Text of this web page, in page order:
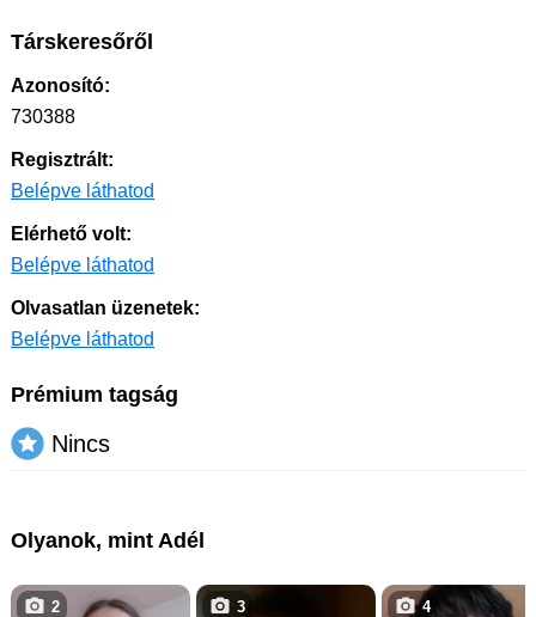
Társkeresőről
Azonosító:
730388
Regisztrált:
Belépve láthatod
Elérhető volt:
Belépve láthatod
Olvasatlan üzenetek:
Belépve láthatod
Prémium tagság
Nincs
Olyanok, mint Adél
2 3 4